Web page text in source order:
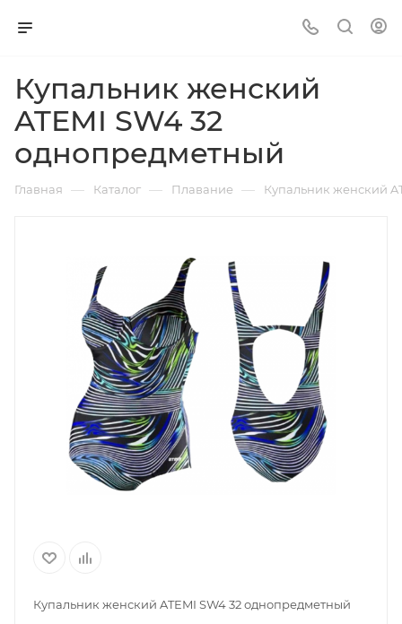
Купальник женский
ATEMI SW4 32
однопредметный
Главная — Каталог — Плавание — Купальник женский
Купальник женский ATEMI SW4 32 однопредметный